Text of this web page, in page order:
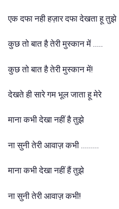
एक दफा नही हज़ार दफा देखता हू तुझे
कुछ तो बात है तेरी मुस्कान में .....
कुछ तो बात है तेरी मुस्कान में!
देखते ही सारे गम भूल जाता हू मेरे
माना कभी देखा नहीं है तुझे
ना सुनी तेरी आवाज़ कभी .........
माना कभी देखा नहीं हैं तुझे
ना सुनी तेरी आवाज़ कभी!